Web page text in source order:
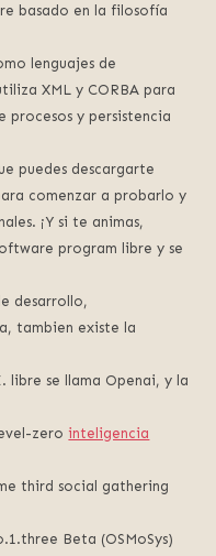
basado en la filosofía
lenguajes de
XML y CORBA para
procesos y persistencia
puedes descargarte
comenzar a probarlo y
¡Y si te animas,
program libre y se
desarrollo,
tambien existe la
libre se llama Openai, y la
zerointeligencia
third social gathering
Beta (OSMoSys)